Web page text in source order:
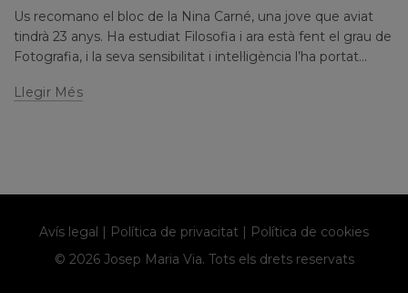
Us recomano el bloc de la Nina Carné, una jove que aviat
tindrà 23 anys. Ha estudiat Filosofia i ara està fent el grau de
Fotografia, i la seva sensibilitat i intel·ligència l’ha portat...
Llegir Més
© 2026 Josep Maria Via. Tots els drets reservats
Avís legal | Política de privacitat | Política de cookies